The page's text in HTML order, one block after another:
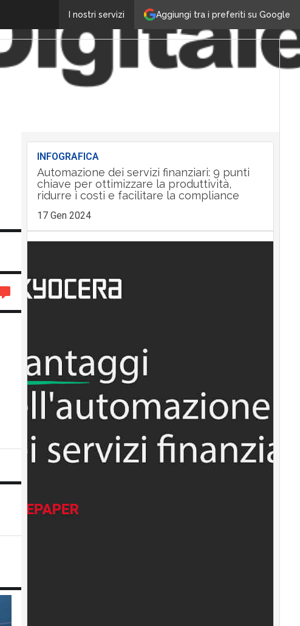
Aggiungi tra i preferiti su Google
I nostri servizi
INFOGRAFICA
Automazione dei servizi finanziari: 9 punti
chiave per ottimizzare la produttività,
ridurre i costi e facilitare la compliance
17 Gen 2024